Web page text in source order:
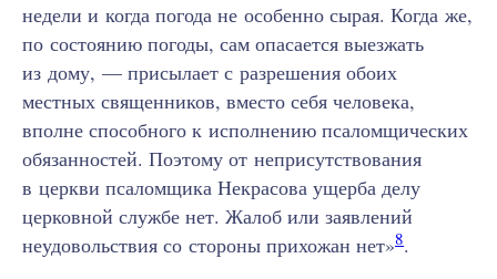
недели и когда погода не особенно сырая. Когда же,
по состоянию погоды, сам опасается выезжать
из дому, — присылает с разрешения обоих
местных священников, вместо себя человека,
вполне способного к исполнению псаломщических
обязанностей. Поэтому от неприсутствования
в церкви псаломщика Некрасова ущерба делу
церковной службе нет. Жалоб или заявлений
неудовольствия со стороны прихожан нет»8.